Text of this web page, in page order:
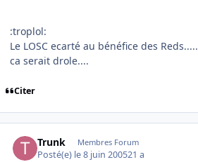
:troplol:
Le LOSC ecarté au bénéfice des Reds.....
ca serait drole....
Citer
Trunk Membres Forum
Posté(e) le 8 juin 200521 a